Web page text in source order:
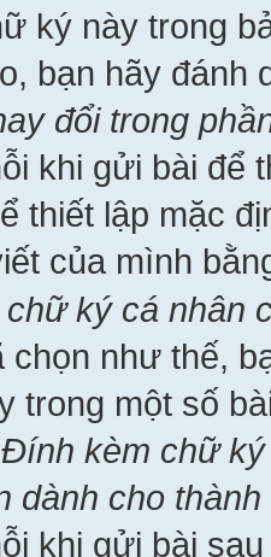
ký này trong
bạn hãy
đổi trong
khi gửi bài để
thiết lập mặc
của mình
ký cá nhân
chọn như thế,
trong một số
Đính kèm chữ
dành cho
khi gửi bài sau